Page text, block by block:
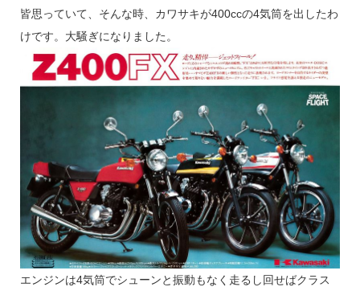
皆思っていて、そんな時、カワサキが400ccの4気筒を出したわ
けです。大騒ぎになりました。
エンジンは4気筒でシューンと振動もなく走るし回せばクラス